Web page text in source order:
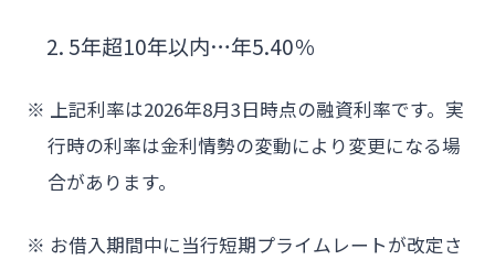
5年超10年以内…年5.40％
※ 上記利率は2026年8月3日時点の融資利率です。実
行時の利率は金利情勢の変動により変更になる場
合があります。
※ お借入期間中に当行短期プライムレートが改定さ